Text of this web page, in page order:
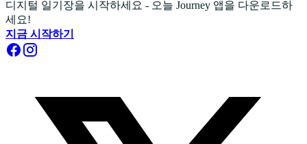
디지털 일기장을 시작하세요 - 오늘 Journey 앱을 다운로드하
세요!
지금 시작하기